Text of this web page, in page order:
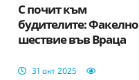
С почит към
будителите: Факелно
шествие във Враца
31 окт 2025